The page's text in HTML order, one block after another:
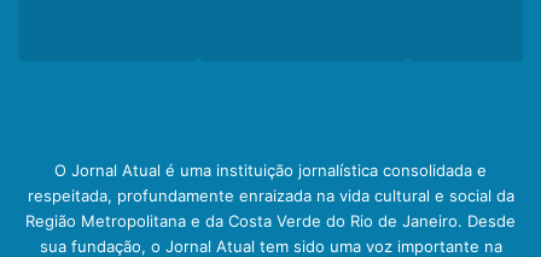
O Jornal Atual é uma instituição jornalística consolidada e
respeitada, profundamente enraizada na vida cultural e social da
Região Metropolitana e da Costa Verde do Rio de Janeiro. Desde
sua fundação, o Jornal Atual tem sido uma voz importante na